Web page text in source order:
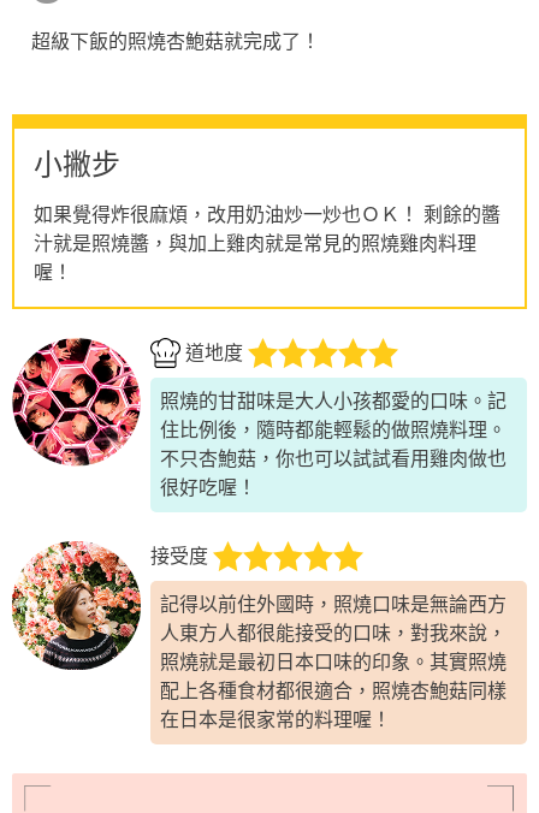
超級下飯的照燒杏鮑菇就完成了！
小撇步
如果覺得炸很麻煩，改用奶油炒一炒也ＯＫ！ 剩餘的醬
汁就是照燒醬，與加上雞肉就是常見的照燒雞肉料理
喔！
道地度
照燒的甘甜味是大人小孩都愛的口味。記
住比例後，隨時都能輕鬆的做照燒料理。
不只杏鮑菇，你也可以試試看用雞肉做也
很好吃喔！
接受度
記得以前住外國時，照燒口味是無論西方
人東方人都很能接受的口味，對我來說，
照燒就是最初日本口味的印象。其實照燒
配上各種食材都很適合，照燒杏鮑菇同樣
在日本是很家常的料理喔！